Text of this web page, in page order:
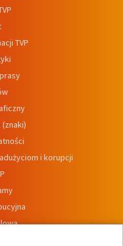
TVP
i korupcji